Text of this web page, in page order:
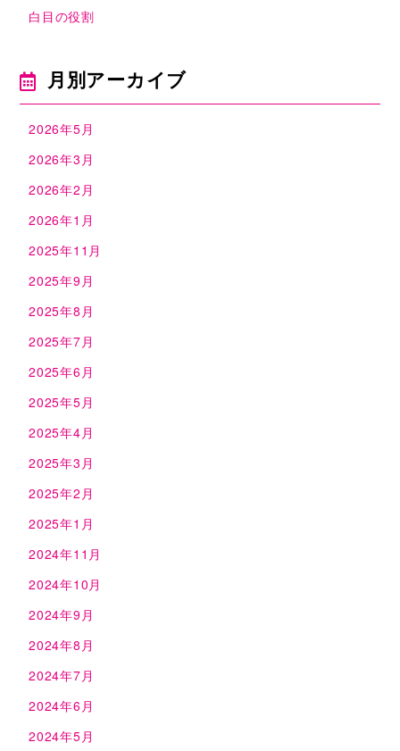
白目の役割
月別アーカイブ
2026年5月
2026年3月
2026年2月
2026年1月
2025年11月
2025年9月
2025年8月
2025年7月
2025年6月
2025年5月
2025年4月
2025年3月
2025年2月
2025年1月
2024年11月
2024年10月
2024年9月
2024年8月
2024年7月
2024年6月
2024年5月